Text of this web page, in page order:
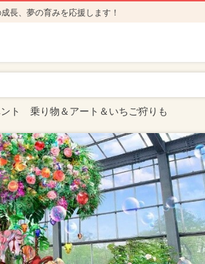
長、夢の育みを応援します！
ト 乗り物＆アート＆いちご狩りも